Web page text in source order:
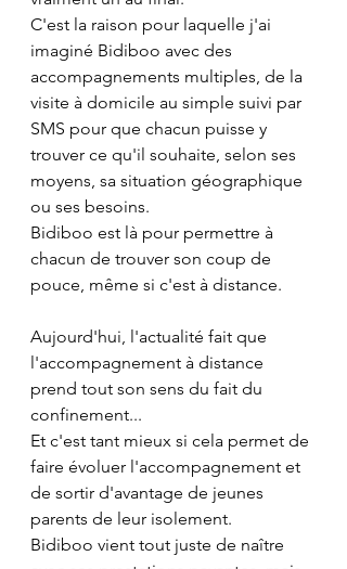
C'est la raison pour laquelle j'ai
imaginé Bidiboo avec des
accompagnements multiples, de la
visite à domicile au simple suivi par
SMS pour que chacun puisse y
trouver ce qu'il souhaite, selon ses
moyens, sa situation géographique
ou ses besoins.
Bidiboo est là pour permettre à
chacun de trouver son coup de
pouce, même si c'est à distance.
Aujourd'hui, l'actualité fait que
l'accompagnement à distance
prend tout son sens du fait du
confinement...
Et c'est tant mieux si cela permet de
faire évoluer l'accompagnement et
de sortir d'avantage de jeunes
parents de leur isolement.
Bidiboo vient tout juste de naître